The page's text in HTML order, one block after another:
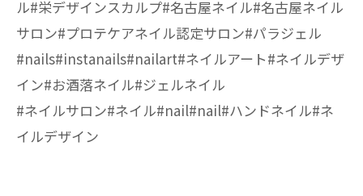
ル#栄デザインスカルプ#名古屋ネイル#名古屋ネイル
サロン#プロテケアネイル認定サロン#パラジェル
#nails#instanails#nailart#ネイルアート#ネイルデザ
イン#お酒落ネイル#ジェルネイル
#ネイルサロン#ネイル#nail#nail#ハンドネイル#ネ
イルデザイン